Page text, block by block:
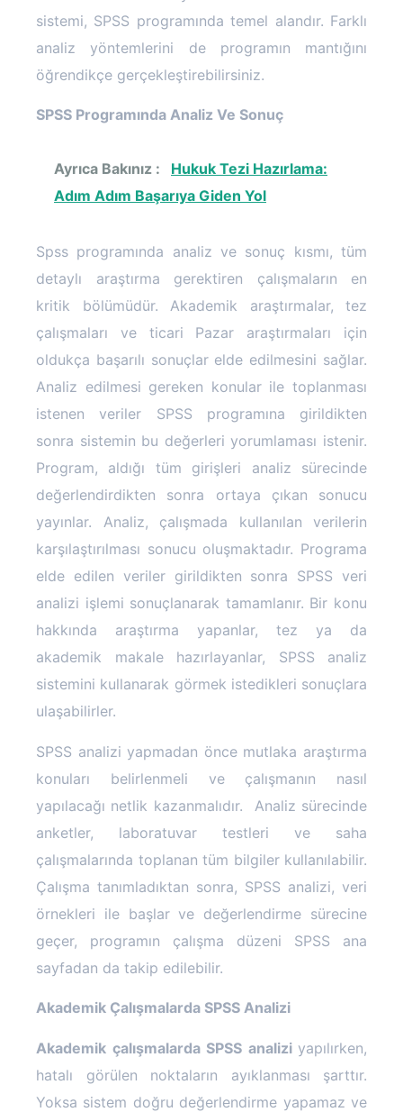
sistemi, SPSS programında temel alandır. Farklı
analiz yöntemlerini de programın mantığını
öğrendikçe gerçekleştirebilirsiniz.
SPSS Programında Analiz Ve Sonuç
Ayrıca Bakınız :
Hukuk Tezi Hazırlama:
Adım Adım Başarıya Giden Yol
Spss programında analiz ve sonuç kısmı, tüm
detaylı araştırma gerektiren çalışmaların en
kritik bölümüdür. Akademik araştırmalar, tez
çalışmaları ve ticari Pazar araştırmaları için
oldukça başarılı sonuçlar elde edilmesini sağlar.
Analiz edilmesi gereken konular ile toplanması
istenen veriler SPSS programına girildikten
sonra sistemin bu değerleri yorumlaması istenir.
Program, aldığı tüm girişleri analiz sürecinde
değerlendirdikten sonra ortaya çıkan sonucu
yayınlar. Analiz, çalışmada kullanılan verilerin
karşılaştırılması sonucu oluşmaktadır. Programa
elde edilen veriler girildikten sonra SPSS veri
analizi işlemi sonuçlanarak tamamlanır. Bir konu
hakkında araştırma yapanlar, tez ya da
akademik makale hazırlayanlar, SPSS analiz
sistemini kullanarak görmek istedikleri sonuçlara
ulaşabilirler.
SPSS analizi yapmadan önce mutlaka araştırma
konuları belirlenmeli ve çalışmanın nasıl
yapılacağı netlik kazanmalıdır.
Analiz sürecinde
anketler, laboratuvar testleri ve saha
çalışmalarında toplanan tüm bilgiler kullanılabilir.
Çalışma tanımladıktan sonra, SPSS analizi, veri
örnekleri ile başlar ve değerlendirme sürecine
geçer, programın çalışma düzeni SPSS ana
sayfadan da takip edilebilir.
Akademik Çalışmalarda SPSS Analizi
Akademik çalışmalarda SPSS analizi yapılırken,
hatalı görülen noktaların ayıklanması şarttır.
Yoksa sistem doğru değerlendirme yapamaz ve